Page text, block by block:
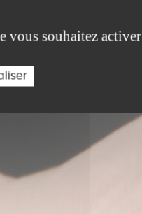
vous souhaitez activer